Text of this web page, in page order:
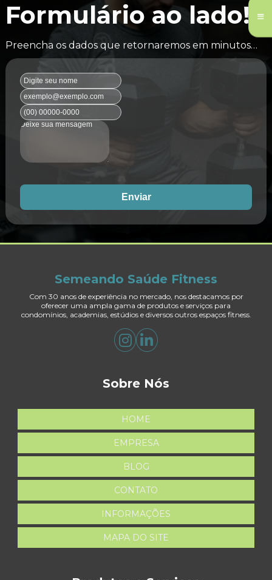
Formulário ao lado!
Preencha os dados que retornaremos em minutos…
Enviar
Semeando Saúde Fitness
Com 30 anos de experiência no mercado, nos destacamos por
oferecer uma ampla gama de produtos e serviços para
condomínios, academias, estúdios e diversos outros espaços fitness.
Sobre Nós
HOME
EMPRESA
BLOG
CONTATO
INFORMAÇÕES
MAPA DO SITE